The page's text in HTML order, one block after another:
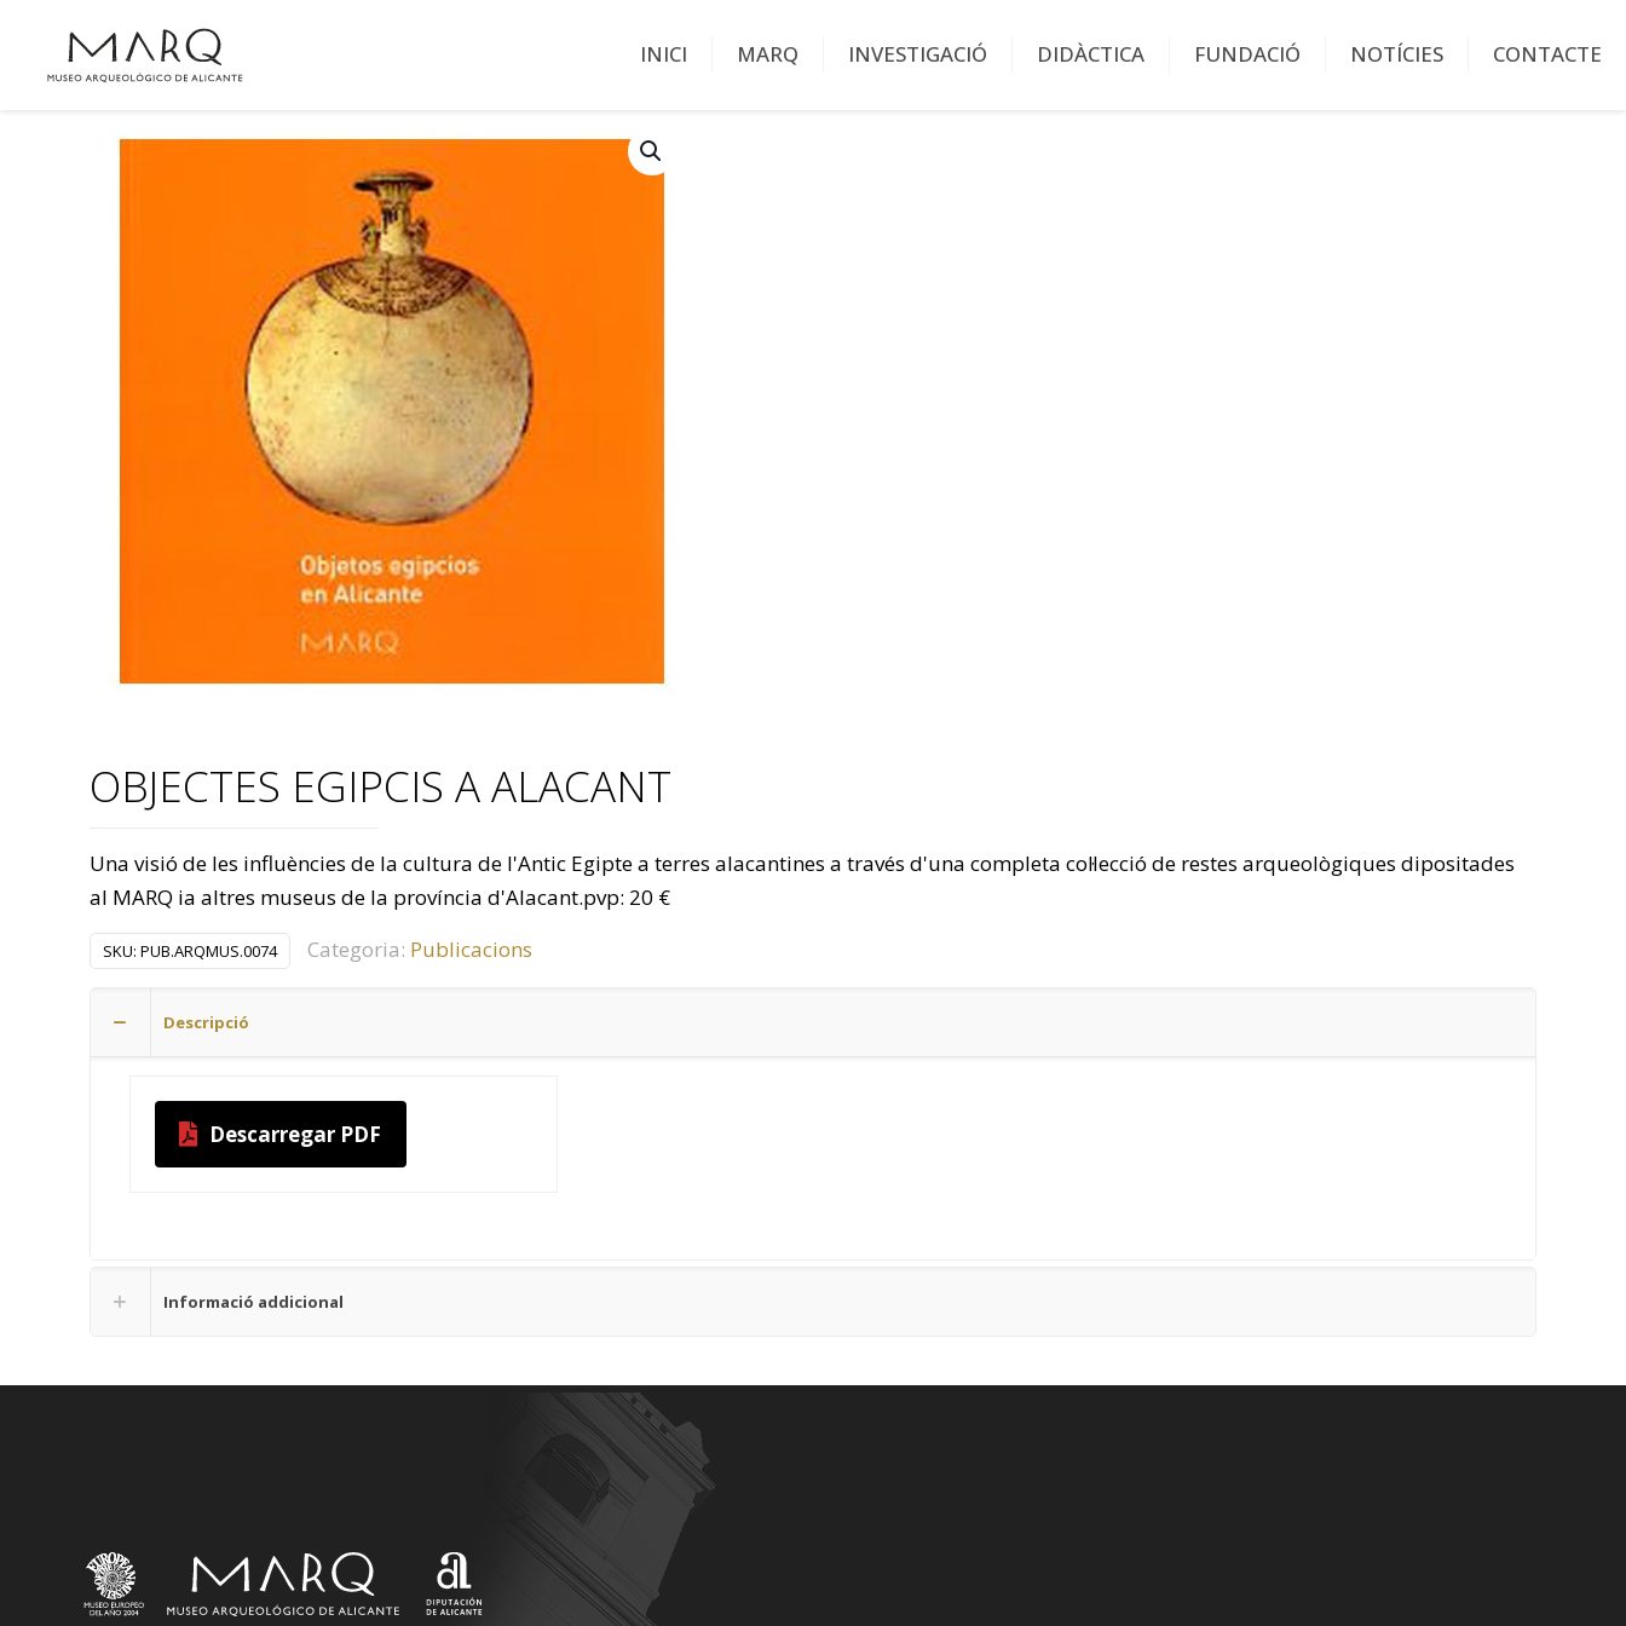
INICI MARQ INVESTIGACIÓ DIDÀCTICA FUNDACIÓ NOTÍCIES CONTACTE
OBJECTES EGIPCIS A ALACANT
Una visió de les influències de la cultura de l'Antic Egipte a terres alacantines a través d'una completa col·lecció de restes arqueològiques dipositades
al MARQ ia altres museus de la província d'Alacant.pvp: 20 €
SKU: PUB.ARQMUS.0074 Categoria: Publicacions
Descripció
Descarregar PDF
Informació addicional